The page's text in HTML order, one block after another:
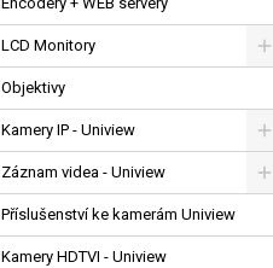
LCD Monitory
Objektivy
Kamery IP - Uniview
Záznam videa - Uniview
Příslušenství ke kamerám Uniview
Kamery HDTVI - Uniview